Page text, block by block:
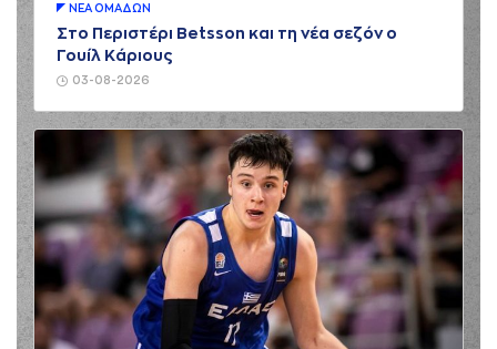
03-08-2026
ΝΕA ΟΜAΔΩΝ
Στο Περιστέρι Betsson και τη νέα σεζόν ο
Γουίλ Κάριους